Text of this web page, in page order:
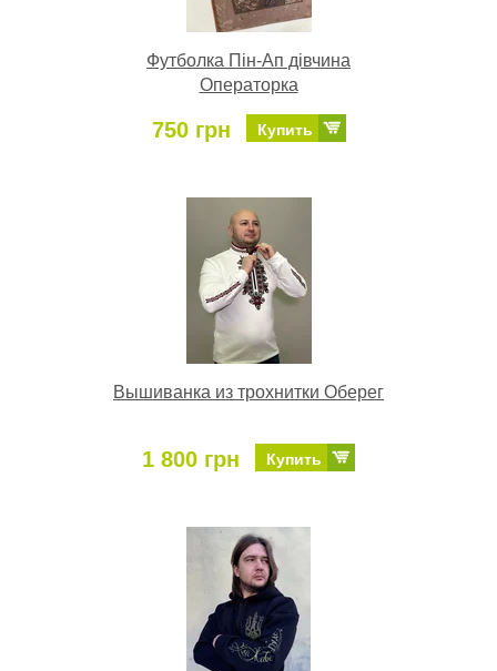
Футболка Пін-Ап дівчина
Операторка
750 грн Купить
Вышиванка из трохнитки Оберег
1 800 грн Купить